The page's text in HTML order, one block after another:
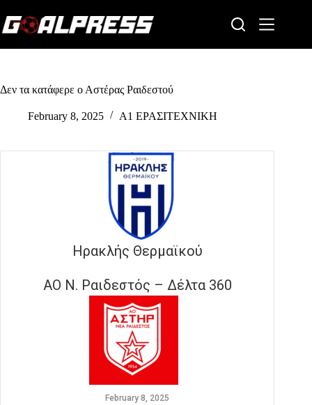
to
content
Δεν τα κατάφερε ο Αστέρας Ραιδεστού
February 8, 2025 Α1 ΕΡΑΣΙΤΕΧΝΙΚΗ
Ηρακλής Θερμαϊκού
ΑΟ Ν. Ραιδεστός – Δέλτα 360
February 8, 2025